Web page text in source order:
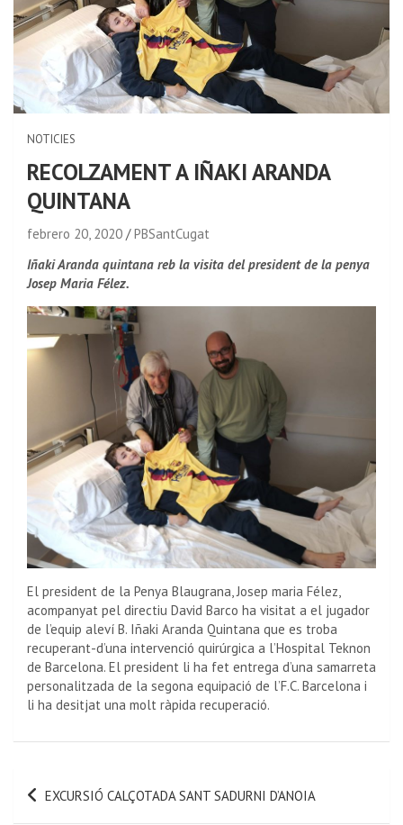
NOTICIES
RECOLZAMENT A IÑAKI ARANDA
QUINTANA
febrero 20, 2020
PBSantCugat
Iñaki Aranda quintana reb la visita del president de la penya
Josep Maria Félez.
El president de la Penya Blaugrana, Josep maria Félez,
acompanyat pel directiu David Barco ha visitat a el jugador
de l’equip aleví B. Iñaki Aranda Quintana que es troba
recuperant-d’una intervenció quirúrgica a l’Hospital Teknon
de Barcelona. El president li ha fet entrega d’una samarreta
personalitzada de la segona equipació de l’F.C. Barcelona i
li ha desitjat una molt ràpida recuperació.
EXCURSIÓ CALÇOTADA SANT SADURNI D’ANOIA